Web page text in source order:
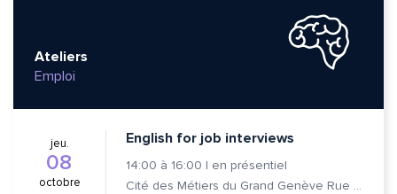
Ateliers
Emploi
jeu.
08
octobre
English for job interviews
14:00 à 16:00 | en présentiel
Cité des Métiers du Grand Genève Rue Prévost-Martin 6 1205 Genève